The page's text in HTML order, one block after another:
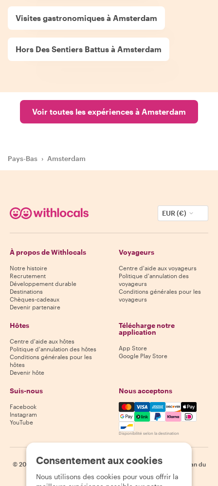
Visites gastronomiques à Amsterdam
Hors Des Sentiers Battus à Amsterdam
Voir toutes les expériences à Amsterdam
Pays-Bas › Amsterdam
EUR (€)
À propos de Withlocals
Notre histoire
Recrutement
Développement durable
Destinations
Chèques-cadeaux
Devenir partenaire
Voyageurs
Centre d'aide aux voyageurs
Politique d'annulation des
voyageurs
Conditions générales pour les
voyageurs
Hôtes
Centre d'aide aux hôtes
Politique d'annulation des hôtes
Conditions générales pour les
hôtes
Devenir hôte
Télécharge notre
application
App Store
Google Play Store
Suis-nous
Facebook
Instagram
YouTube
Nous acceptons
Mastercard, Visa, Amex,
Disponibilité selon la destination
© 2026 Withlocals.com | Politique de confidentialité | Cookies
Plan du
site
Consentement aux cookies
Nous utilisons des cookies pour vous offrir la